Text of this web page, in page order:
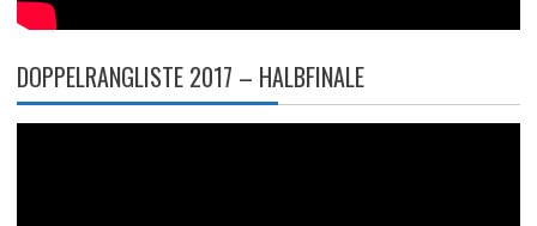
DOPPELRANGLISTE 2017 – HALBFINALE